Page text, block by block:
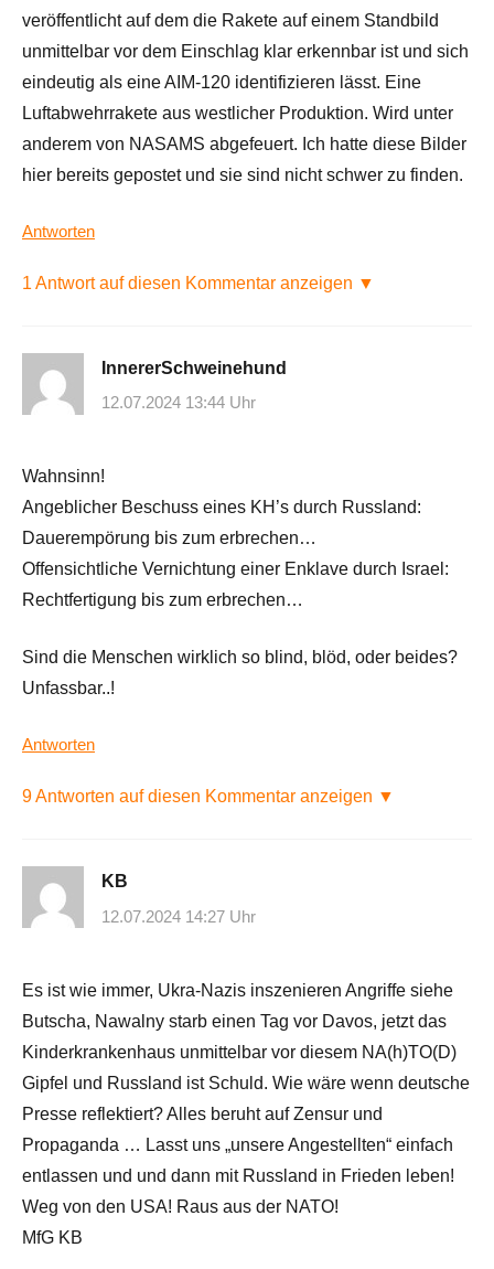
veröffentlicht auf dem die Rakete auf einem Standbild
unmittelbar vor dem Einschlag klar erkennbar ist und sich
eindeutig als eine AIM-120 identifizieren lässt. Eine
Luftabwehrrakete aus westlicher Produktion. Wird unter
anderem von NASAMS abgefeuert. Ich hatte diese Bilder
hier bereits gepostet und sie sind nicht schwer zu finden.
Antworten
1 Antwort auf diesen Kommentar anzeigen ▼
InnererSchweinehund
12.07.2024 13:44 Uhr
Wahnsinn!
Angeblicher Beschuss eines KH’s durch Russland:
Dauerempörung bis zum erbrechen…
Offensichtliche Vernichtung einer Enklave durch Israel:
Rechtfertigung bis zum erbrechen…
Sind die Menschen wirklich so blind, blöd, oder beides?
Unfassbar..!
Antworten
9 Antworten auf diesen Kommentar anzeigen ▼
KB
12.07.2024 14:27 Uhr
Es ist wie immer, Ukra-Nazis inszenieren Angriffe siehe
Butscha, Nawalny starb einen Tag vor Davos, jetzt das
Kinderkrankenhaus unmittelbar vor diesem NA(h)TO(D)
Gipfel und Russland ist Schuld. Wie wäre wenn deutsche
Presse reflektiert? Alles beruht auf Zensur und
Propaganda … Lasst uns „unsere Angestellten“ einfach
entlassen und und dann mit Russland in Frieden leben!
Weg von den USA! Raus aus der NATO!
MfG KB